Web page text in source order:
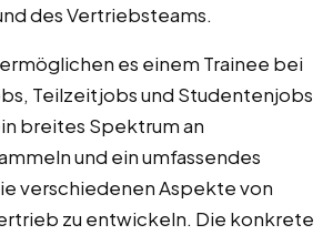
des Vertriebsteams.
es einem Trainee bei
Teilzeitjobs und Studentenjobs
breites Spektrum an
und ein umfassendes
verschiedenen Aspekte von
zu entwickeln. Die konkrete